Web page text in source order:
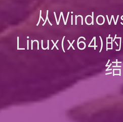
从
Linux(x64)
结